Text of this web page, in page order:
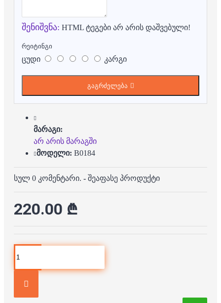
შენიშვნა: HTML ტეგები არ არის დაშვებული!
რეიტინგი
ცუდი კარგი
გაგრძელება
მარაგი:
არ არის მარაგში
მოდელი: B0184
სულ 0 კომენტარი. - შეაფასე პროდუქტი
220.00 ₾